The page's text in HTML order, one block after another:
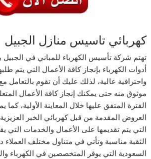
كهربائي تاسيس منازل الجبيل
تهتم شركة تأسيس الكهرباء للمباني في
أدوات الكهرباء بإنجاز كافة الأعمال التي يتم
واحترافية عالية، لذلك عليك أن تقوم بالتعامل
موثوق منه حتى يمكنك إنجاز كافة الأعمال
الفترة المتفق عليها خلال المعاينة الأولية،
العروض المقدمة من قبل كهربائي الخبر
التي يتم تقديمها على الأعمال والخدمات التي
الثقبة مناسبة وتأتي في متناول مختلف العملاء
السعودية التي يوفر المتخصصين في الكهرباء